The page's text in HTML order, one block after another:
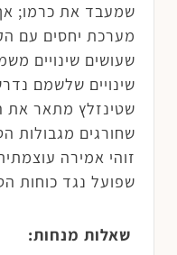
שמעבד את כרמו;
מערכת יחסים עם
שעושים שינויים
שינויים שלשמם
שטינזלץ מתאר את
שחורגים מגבולות
זוהי אמירה
שפועל נגד כוחות
שאלות מנחות: